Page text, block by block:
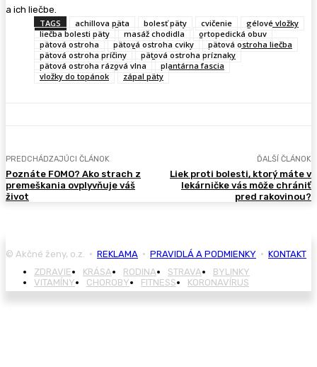
a ich liečbe.
TAGS
achillova päta bolesť päty cvičenie
gélové vložky
liečba bolesti päty
masáž chodidla
ortopedická obuv
pätová ostroha
pätová ostroha cviky
pätová ostroha liečba
pätová ostroha príčiny
pätová ostroha príznaky
pätová ostroha rázová vlna
plantárna fascia
vložky do topánok
zápal päty
PREDCHÁDZAJÚCI ČLÁNOK
Poznáte FOMO? Ako strach z
premeškania ovplyvňuje váš
život
ĎALŠÍ ČLÁNOK
Liek proti bolesti, ktorý máte v
lekárničke vás môže chrániť
pred rakovinou?
© Akčné ženy, o.z. • REKLAMA • PRAVIDLÁ A PODMIENKY • KONTAKT
ZDRAVIE
KRÁSA RODINA STRAVA
BYLINKY
VITAMÍNY
CHOROBY FITNESS KORONAVÍRUS